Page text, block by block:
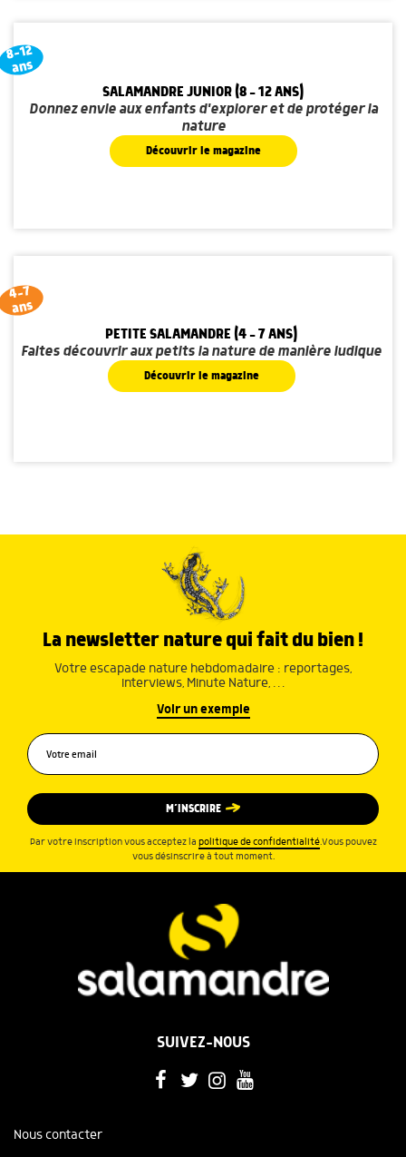
8-12
ans
SALAMANDRE JUNIOR (8 - 12 ANS)
Donnez envie aux enfants d'explorer et de protéger la
nature
Découvrir le magazine
4-7
ans
PETITE SALAMANDRE (4 - 7 ANS)
Faites découvrir aux petits la nature de manière ludique
Découvrir le magazine
La newsletter nature qui fait du bien !
Votre escapade nature hebdomadaire : reportages,
interviews, Minute Nature, …
Voir un exemple
M’INSCRIRE
Par votre inscription vous acceptez la politique de confidentialité.Vous pouvez
vous désinscrire à tout moment.
SUIVEZ-NOUS
Nous contacter